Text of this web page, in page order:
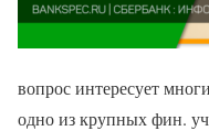
вопрос интересует
одно из крупных фин.